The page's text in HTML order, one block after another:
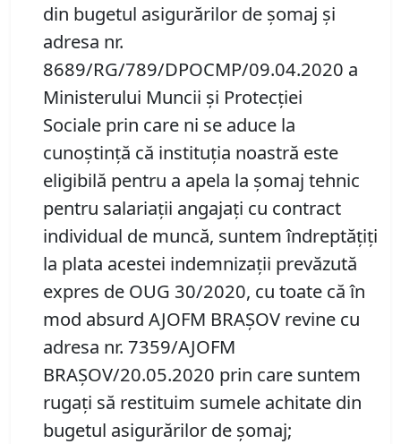
din bugetul asigurărilor de șomaj și
adresa nr.
8689/RG/789/DPOCMP/09.04.2020 a
Ministerului Muncii și Protecției
Sociale prin care ni se aduce la
cunoștință că instituția noastră este
eligibilă pentru a apela la șomaj tehnic
pentru salariații angajați cu contract
individual de muncă, suntem îndreptățiți
la plata acestei indemnizații prevăzută
expres de OUG 30/2020, cu toate că în
mod absurd AJOFM BRAȘOV revine cu
adresa nr. 7359/AJOFM
BRAȘOV/20.05.2020 prin care suntem
rugați să restituim sumele achitate din
bugetul asigurărilor de șomaj;